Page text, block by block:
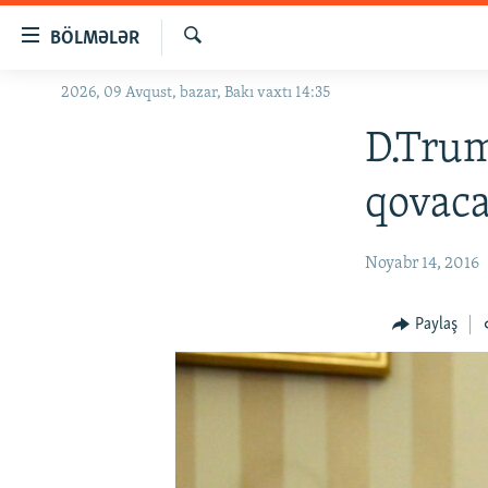
BÖLMƏLƏR
GÜNDƏM
Axtar
2026, 09 Avqust, bazar, Bakı vaxtı 14:35
Noyabr 14, 2016
Paylaş